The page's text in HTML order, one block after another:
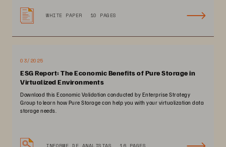
WHITE PAPER 10 PAGES
03/2025
ESG Report: The Economic Benefits of Pure Storage in
Virtualized Environments
Download this Economic Validation conducted by Enterprise Strategy
Group to learn how Pure Storage can help you with your virtualization data
storage needs.